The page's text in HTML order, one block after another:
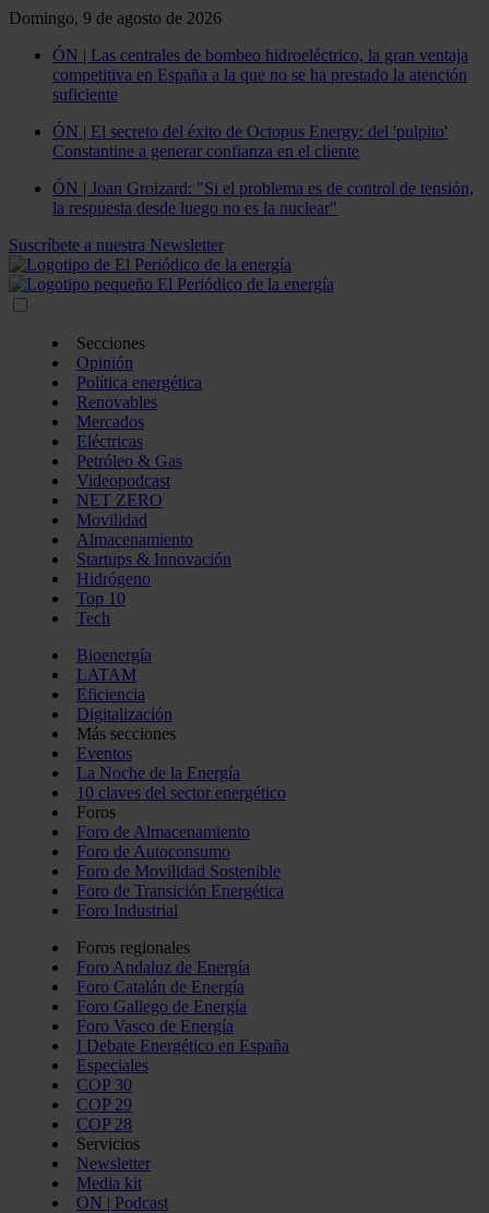
Domingo, 9 de agosto de 2026
ÓN | Las centrales de bombeo hidroeléctrico, la gran ventaja
competitiva en España a la que no se ha prestado la atención
suficiente
ÓN | El secreto del éxito de Octopus Energy: del 'pulpito'
Constantine a generar confianza en el cliente
ÓN | Joan Groizard: "Si el problema es de control de tensión,
la respuesta desde luego no es la nuclear"
Suscríbete a nuestra Newsletter
Secciones
Opinión
Política energética
Renovables
Mercados
Eléctricas
Petróleo & Gas
Videopodcast
NET ZERO
Movilidad
Almacenamiento
Startups & Innovación
Hidrógeno
Top 10
Tech
Bioenergía
LATAM
Eficiencia
Digitalización
Más secciones
Eventos
La Noche de la Energía
10 claves del sector energético
Foros
Foro de Almacenamiento
Foro de Autoconsumo
Foro de Movilidad Sostenible
Foro de Transición Energética
Foro Industrial
Foros regionales
Foro Andaluz de Energía
Foro Catalán de Energía
Foro Gallego de Energía
Foro Vasco de Energía
I Debate Energético en España
Especiales
COP 30
COP 29
COP 28
Servicios
Newsletter
Media kit
ON | Podcast